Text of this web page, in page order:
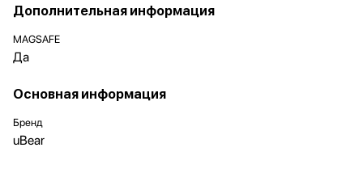
Дополнительная информация
MAGSAFE
Да
Основная информация
Бренд
uBear